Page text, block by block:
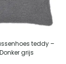
teddy –
grijs